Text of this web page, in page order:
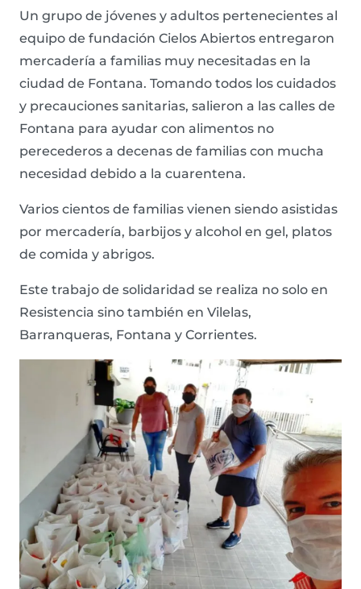
Un grupo de jóvenes y adultos pertenecientes al
equipo de fundación Cielos Abiertos entregaron
mercadería a familias muy necesitadas en la
ciudad de Fontana. Tomando todos los cuidados
y precauciones sanitarias, salieron a las calles de
Fontana para ayudar con alimentos no
perecederos a decenas de familias con mucha
necesidad debido a la cuarentena.
Varios cientos de familias vienen siendo asistidas
por mercadería, barbijos y alcohol en gel, platos
de comida y abrigos.
Este trabajo de solidaridad se realiza no solo en
Resistencia sino también en Vilelas,
Barranqueras, Fontana y Corrientes.